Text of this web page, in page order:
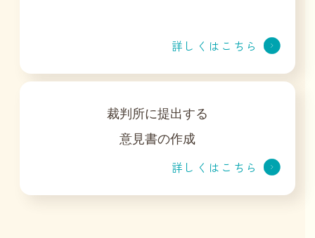
詳しくはこちら
裁判所に提出する
意見書の作成
詳しくはこちら